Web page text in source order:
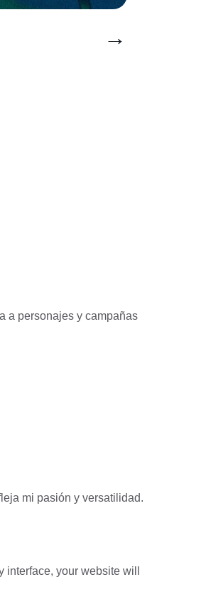
→
a personajes y campañas
mi pasión y versatilidad.
interface, your website will